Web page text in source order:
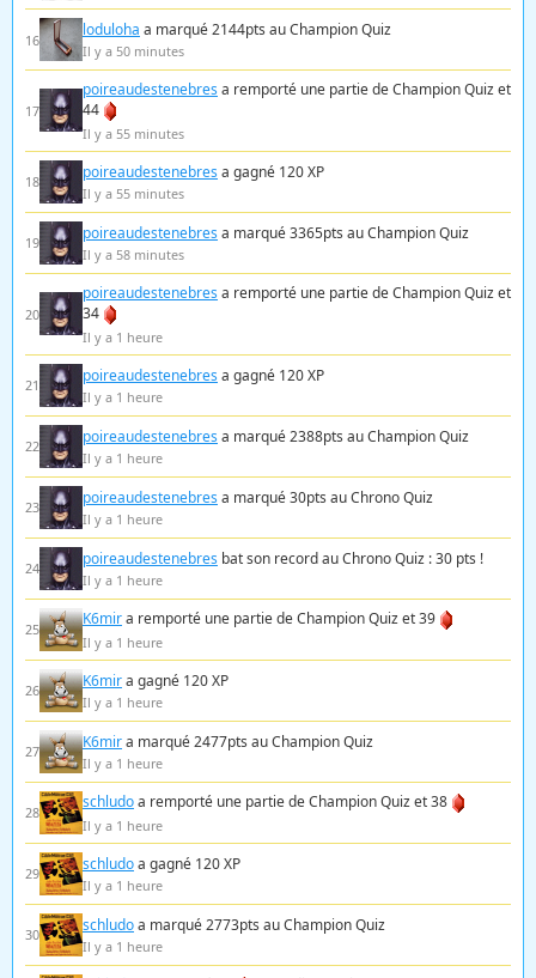
16 loduloha a marqué 2144pts au Champion Quiz
Il y a 50 minutes
17
poireaudestenebresa remporté une partie de Champion Quiz et
44
Il y a 55 minutes
18 poireaudestenebresa gagné 120 XP
Il y a 55 minutes
19 poireaudestenebresa marqué 3365pts au Champion Quiz
Il y a 58 minutes
20
poireaudestenebresa remporté une partie de Champion Quiz et
34
Il y a 1 heure
21 poireaudestenebresa gagné 120 XP
Il y a 1 heure
22 poireaudestenebresa marqué 2388pts au Champion Quiz
Il y a 1 heure
23 poireaudestenebresa marqué 30pts au Chrono Quiz
Il y a 1 heure
24 poireaudestenebres bat son record au Chrono Quiz : 30 pts !
Il y a 1 heure
25
K6mira remporté une partie de Champion Quiz et 39
Il y a 1 heure
26 K6mira gagné 120 XP
Il y a 1 heure
27 K6mira marqué 2477pts au Champion Quiz
Il y a 1 heure
28
schludoa remporté une partie de Champion Quiz et 38
Il y a 1 heure
29 schludoa gagné 120 XP
Il y a 1 heure
30 schludoa marqué 2773pts au Champion Quiz
Il y a 1 heure